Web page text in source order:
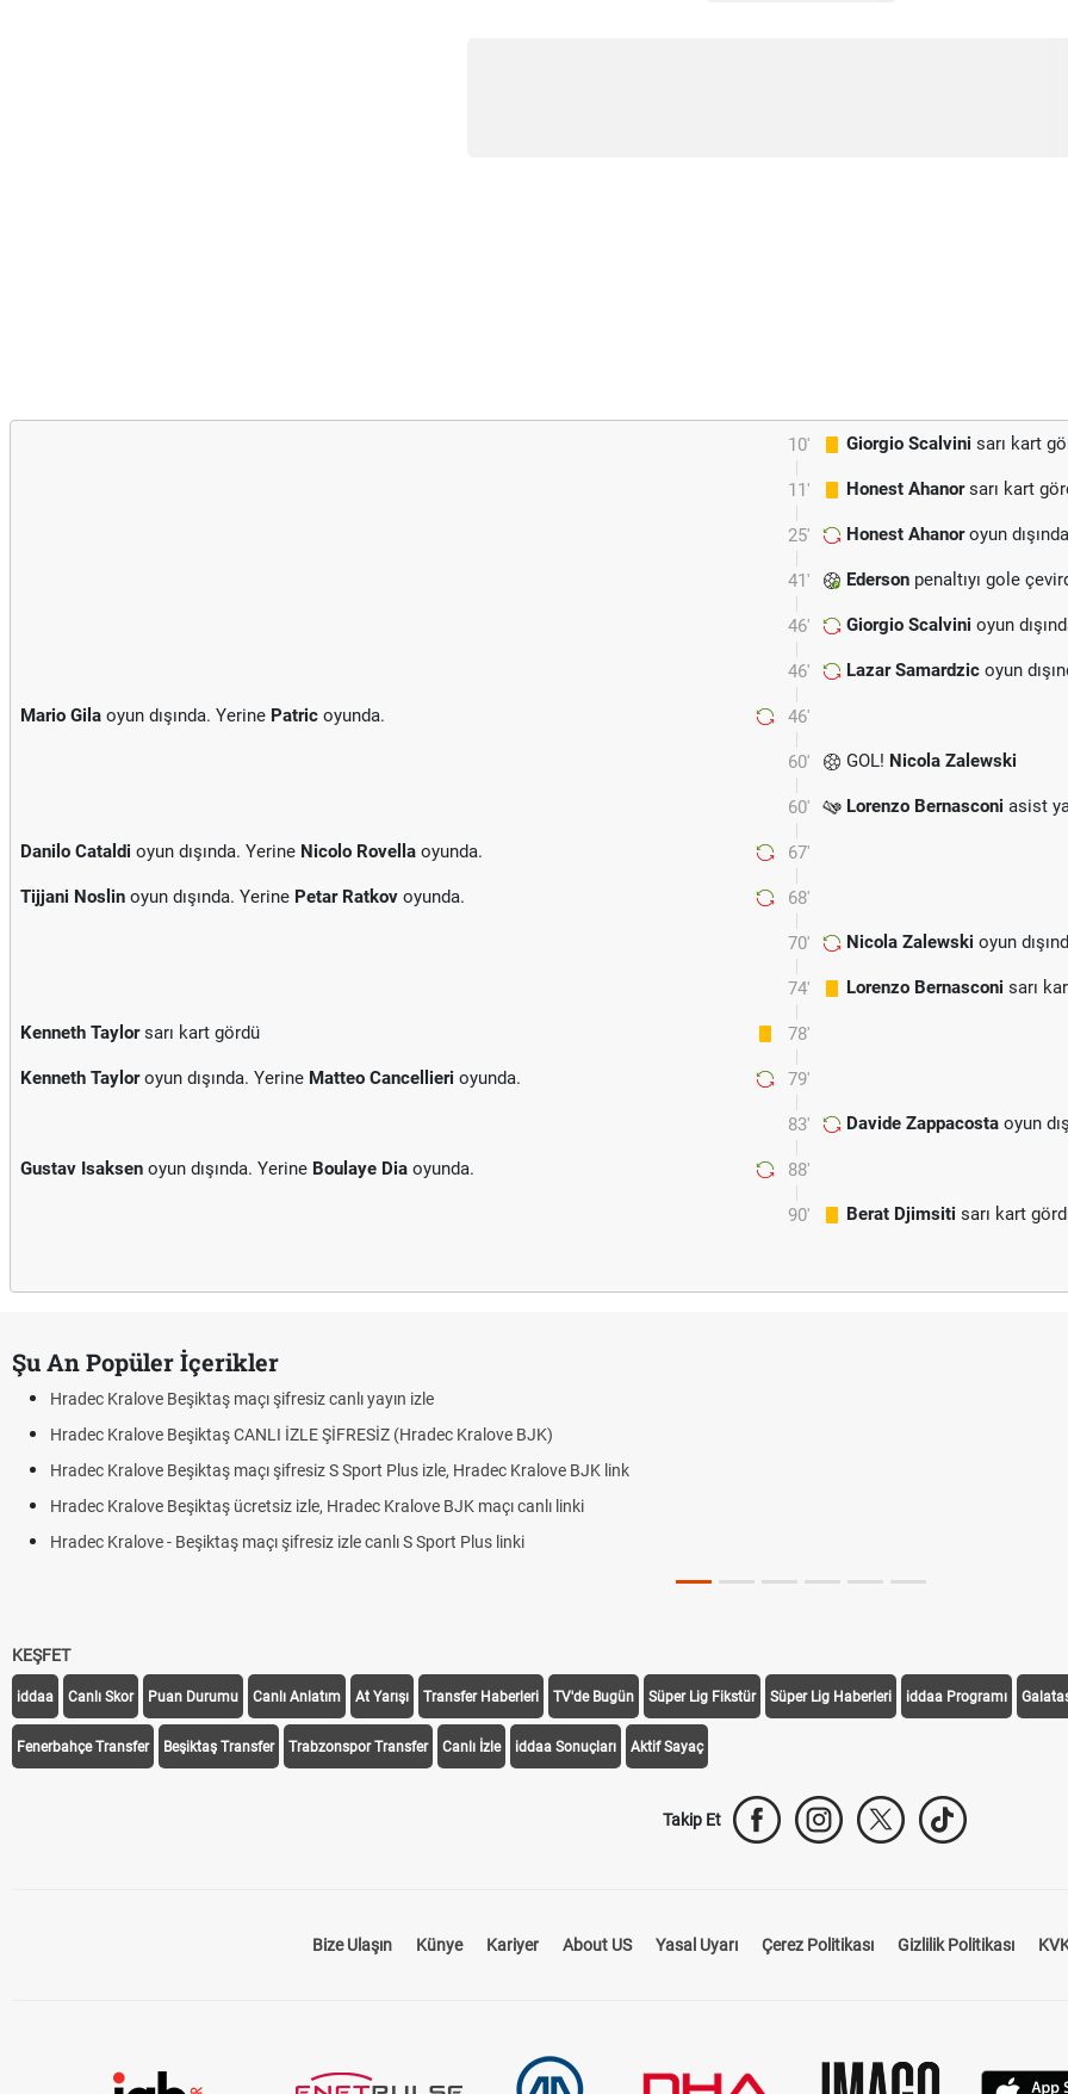
10' Giorgio Scalvini sarı kart
11' Honest Ahanorsarı kart
25' Honest Ahanoroyun
41' Ederson penaltıyı gole
46' Giorgio Scalvini oyun
46' Lazar Samardzic oyun
46'
Mario Gila oyun dışında. Yerine Patric oyunda.
60' GOL! Nicola Zalewski
60' Lorenzo Bernasconi asist
67'
Danilo Cataldi oyun dışında. Yerine Nicolo Rovella oyunda.
68'
Tijjani Noslin oyun dışında. Yerine Petar Ratkov oyunda.
70' Nicola Zalewski oyun
74' Lorenzo Bernasconi sarı
78'
Kenneth Taylorsarı kart gördü
79'
Kenneth Tayloroyun dışında. Yerine Matteo Cancellieri oyunda.
83' Davide Zappacosta oyun
88'
Gustav Isaksen oyun dışında. Yerine Boulaye Dia oyunda.
90' Berat Djimsiti sarı kart
Şu An Popüler İçerikler
Hradec Kralove Beşiktaş maçı şifresiz canlı yayın izle
Hradec Kralove Beşiktaş CANLI İZLE ŞİFRESİZ (Hradec Kralove BJK)
Hradec Kralove Beşiktaş maçı şifresiz S Sport Plus izle, Hradec Kralove BJK link
Hradec Kralove Beşiktaş ücretsiz izle, Hradec Kralove BJK maçı canlı linki
Hradec Kralove - Beşiktaş maçı şifresiz izle canlı S Sport Plus linki
KEŞFET
iddaa Canlı Skor Puan Durumu Canlı Anlatım At Yarışı Transfer Haberleri TV'de Bugün Süper Lig Fikstür Süper Lig Haberleri iddaa Programı
Fenerbahçe Transfer Beşiktaş Transfer Trabzonspor Transfer Canlı İzle iddaa Sonuçları Aktif Sayaç
Takip Et
Bize Ulaşın Künye Kariyer About US Yasal Uyarı Çerez Politikası Gizlilik Politikası